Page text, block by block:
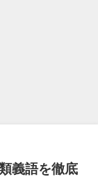
義語を徹底